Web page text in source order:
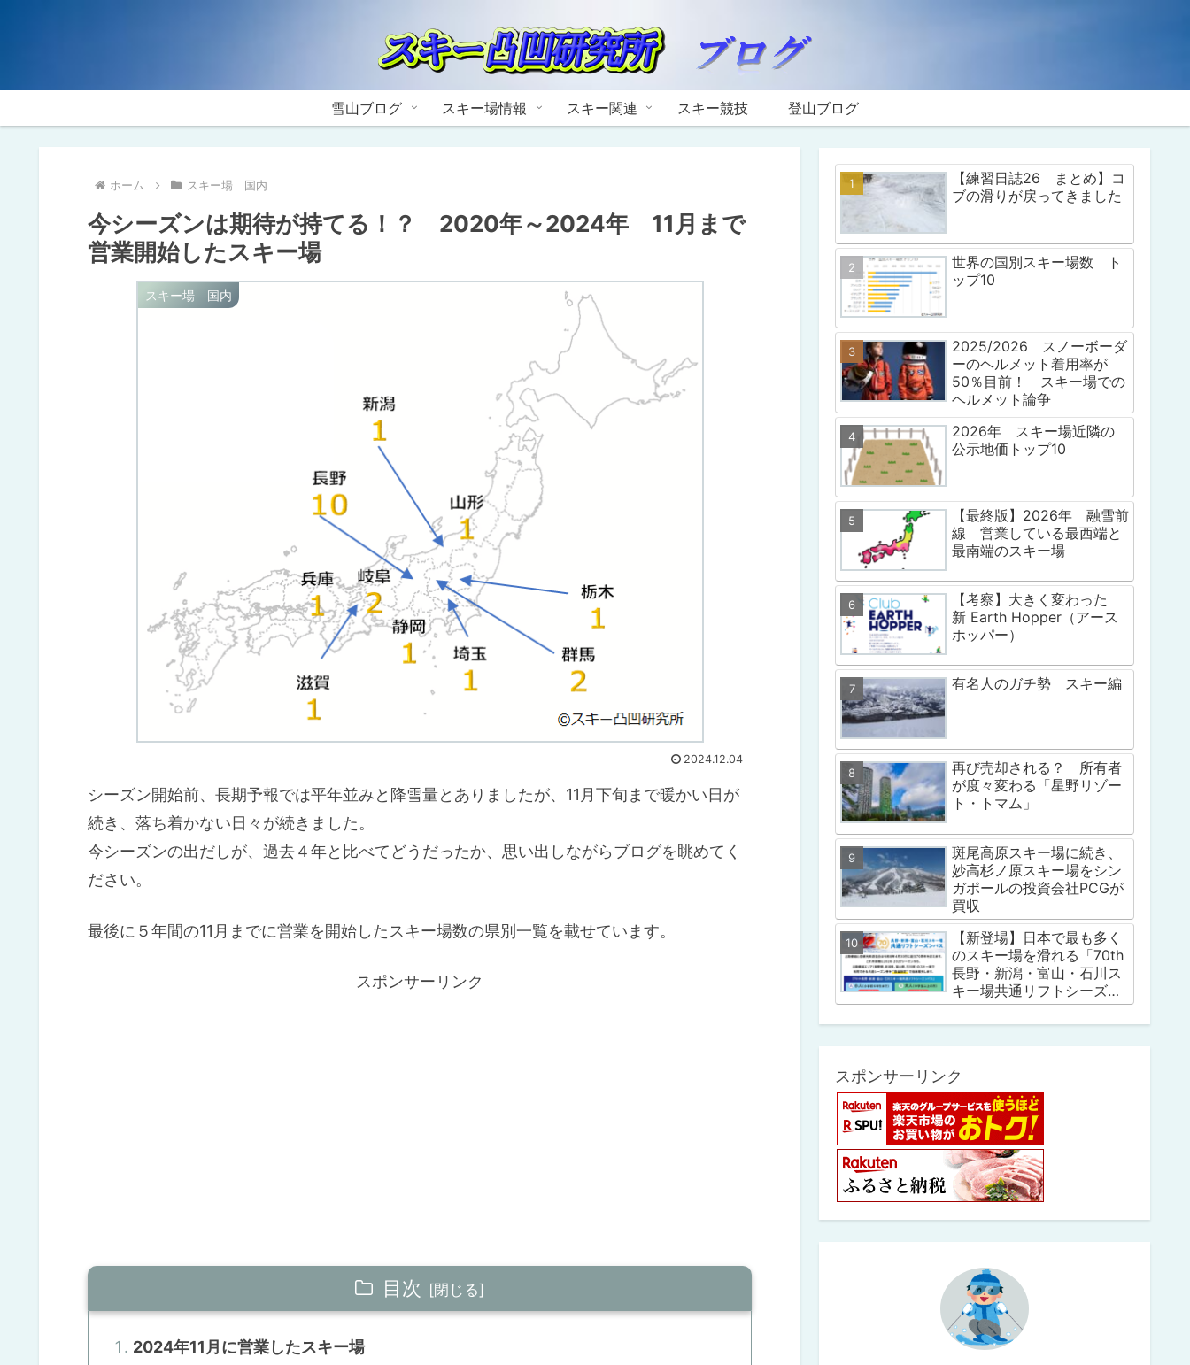
雪山ブログ スキー場情報 スキー関連 スキー競技 登山ブログ
ホーム スキー場 国内
今シーズンは期待が持てる！？ 2020年～2024年 11月まで
営業開始したスキー場
スキー場 国内
2024.12.04
シーズン開始前、長期予報では平年並みと降雪量とありましたが、11月下旬まで暖かい日が
続き、落ち着かない日々が続きました。
今シーズンの出だしが、過去４年と比べてどうだったか、思い出しながらブログを眺めてく
ださい。
最後に５年間の11月までに営業を開始したスキー場数の県別一覧を載せています。
スポンサーリンク
目次
2024年11月に営業したスキー場
【練習日誌26 まとめ】コ
ブの滑りが戻ってきました
世界の国別スキー場数 ト
ップ10
2025/2026 スノーボーダ
ーのヘルメット着用率が
50％目前！ スキー場での
ヘルメット論争
2026年 スキー場近隣の
公示地価トップ10
【最終版】2026年 融雪前
線 営業している最西端と
最南端のスキー場
【考察】大きく変わった
新 Earth Hopper（アース
ホッパー）
有名人のガチ勢 スキー編
再び売却される？ 所有者
が度々変わる「星野リゾー
ト・トマム」
斑尾高原スキー場に続き、
妙高杉ノ原スキー場をシン
ガポールの投資会社PCGが
買収
【新登場】日本で最も多く
のスキー場を滑れる「70th
長野・新潟・富山・石川ス
キー場共通リフトシーズン
パス」
スポンサーリンク